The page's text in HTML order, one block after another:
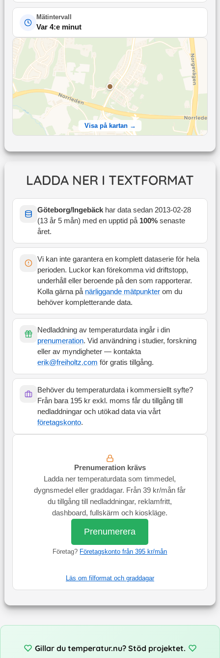
Mätintervall
Var 4:e minut
Visa på kartan →
LADDA NER I TEXTFORMAT
Göteborg/Ingebäckhar data sedan 2013-02-28
(13 år 5 mån) med en upptid på 100% senaste
året.
Vi kan inte garantera en komplett dataserie för hela
perioden. Luckor kan förekomma vid driftstopp,
underhåll eller beroende på den som rapporterar.
Kolla gärna på närliggande mätpunkterom du
behöver kompletterande data.
Nedladdning av temperaturdata ingår i din
prenumeration. Vid användning i studier, forskning
eller av myndigheter — kontakta
erik@freiholtz.com för gratis tillgång.
Behöver du temperaturdata i kommersiellt syfte?
Från bara 195 kr exkl. moms får du tillgång till
nedladdningar och utökad data via vårt
företagskonto.
Prenumeration krävs
Ladda ner temperaturdata som timmedel,
dygnsmedel eller graddagar. Från 39 kr/mån får
du tillgång till nedladdningar, reklamfritt,
dashboard, fullskärm och kioskläge.
Prenumerera
Företag? Företagskonto från 395 kr/mån
Läs om filformat och graddagar
Gillar du temperatur.nu? Stöd projektet.